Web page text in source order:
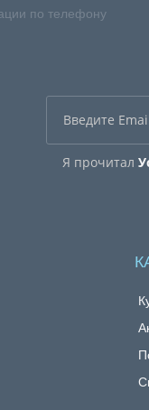
по телефону
Я прочитал